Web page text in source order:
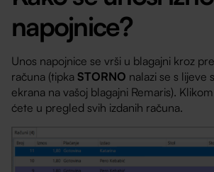
napojnice?
Unos napojnice se vrši u blagajni kroz
računa (tipkaSTORNO nalazi se s lijeve
ekrana na vašoj blagajni Remaris).
ćete u pregled svih izdanih računa.